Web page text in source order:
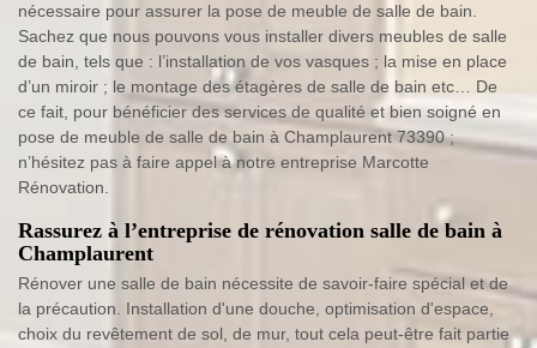
nécessaire pour assurer la pose de meuble de salle de bain.
Sachez que nous pouvons vous installer divers meubles de salle
de bain, tels que : l’installation de vos vasques ; la mise en place
d’un miroir ; le montage des étagères de salle de bain etc… De
ce fait, pour bénéficier des services de qualité et bien soigné en
pose de meuble de salle de bain à Champlaurent 73390 ;
n’hésitez pas à faire appel à notre entreprise Marcotte
Rénovation.
Rassurez à l’entreprise de rénovation salle de bain à
Champlaurent
Rénover une salle de bain nécessite de savoir-faire spécial et de
la précaution. Installation d'une douche, optimisation d'espace,
choix du revêtement de sol, de mur, tout cela peut-être fait partie